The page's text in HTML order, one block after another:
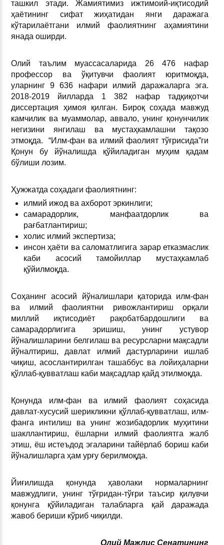
ташкил этади. Жамиятимиз ижтимоий-иқтисодий
ҳаётининг сифат жиҳатидан янги даражага
кўтарилаётгани илмий фаолиятнинг аҳамиятини
янада оширди.
Олий таълим муассасаларида 26 476 нафар
профессор ва ўқитувчи фаолият юритмоқда,
уларнинг 9 636 нафари илмий даражаларга эга.
2018-2019 йилларда 1 382 нафар тадқиқотчи
диссертация ҳимоя қилган. Бироқ соҳада мавжуд
камчилик ва муаммолар, аввало, унинг қонунчилик
негизини янгилаш ва мустаҳкамлашни тақозо
этмоқда. “Илм-фан ва илмий фаолият тўғрисида”ги
Қонун бу йўналишда қўйиладиган муҳим қадам
бўлиши лозим.
Ҳужжатда соҳадаги фаолиятнинг:
илмий ижод ва ахборот эркинлиги;
самарадорлик, манфаатдорлик ва
рағбатлантириш;
холис илмий экспертиза;
инсон ҳаёти ва саломатлигига зарар етказмаслик
каби асосий тамойиллар мустаҳкамлаб
қўйилмоқда.
Соҳанинг асосий йўналишлари қаторида илм-фан
ва илмий фаолиятни ривожлантириш орқали
миллий иқтисодиёт рақобатбардошлиги ва
самарадорлигига эришиш, унинг устувор
йўналишларини белгилаш ва ресурсларни мақсадли
йўналтириш, давлат илмий дастурларини ишлаб
чиқиш, асослантирилган ташаббус ва лойиҳаларни
қўллаб-қувватлаш каби мақсадлар қайд этилмоқда.
Қонунда илм-фан ва илмий фаолият соҳасида
давлат-хусусий шерикликни қўллаб-қувватлаш, илм-
фанга интилиш ва унинг жозибадорлик муҳитини
шакллантириш, ёшларни илмий фаолиятга жалб
этиш, ёш истеъдод эгаларини тайёрлаб бориш каби
йўналишларга ҳам урғу берилмоқда.
Йиғилишда қонунда ҳаволаки нормаларнинг
мавжудлиги, унинг тўғридан-тўғри таъсир қилувчи
қонунга қўйиладиган талабларга қай даражада
жавоб бериши кўриб чиқилди.
Олий Мажлис Сенатининг